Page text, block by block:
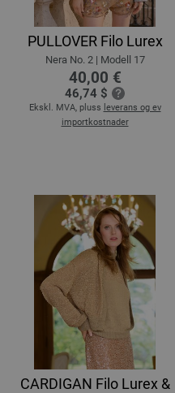
PULLOVER Filo Lurex
Nera No. 2 | Modell 17
40,00 €
46,74 $
Ekskl. MVA, pluss leverans og ev
importkostnader
CARDIGAN Filo Lurex &